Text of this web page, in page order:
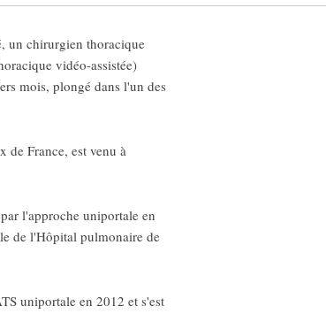
un chirurgien thoracique
vidéo-assistée)
mois, plongé dans l'un des
de France, est venu à
l'approche uniportale en
de l'Hôpital pulmonaire de
uniportale en 2012 et s'est